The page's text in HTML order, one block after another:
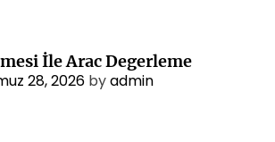
İle Arac Degerleme
28, 2026 byadmin